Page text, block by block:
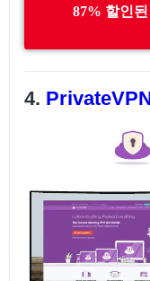
87% 할인